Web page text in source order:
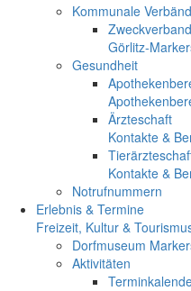
Kommunale
Görlitz-
Gesundheit
Ärzteschaft
Kontakte &
Kontakte &
Notrufnummern
Erlebnis & Termine
Freizeit, Kultur &
Dorfmuseum
Aktivitäten